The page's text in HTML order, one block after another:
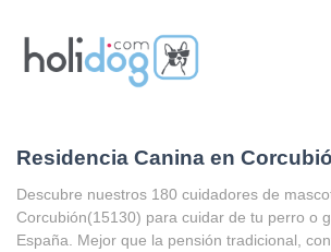
Residencia Canina en
Descubre nuestros 180 cuidadores de
Corcubión(15130) para cuidar de tu perro o
España. Mejor que la pensión tradicional,